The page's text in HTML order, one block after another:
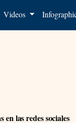
Videos
las redes sociales